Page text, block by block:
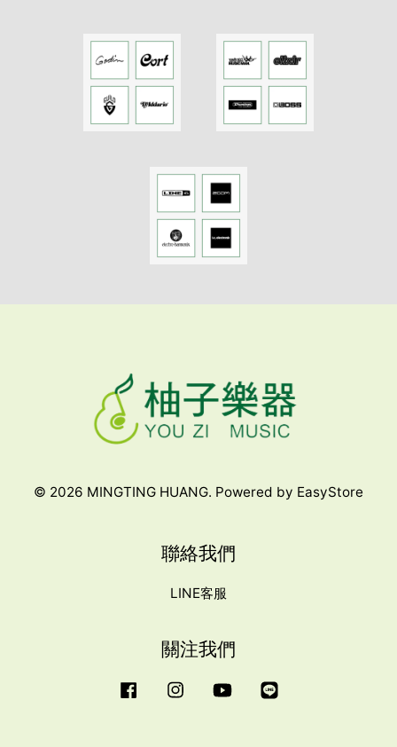
© 2026 MINGTING HUANG. Powered by EasyStore
聯絡我們
LINE客服
關注我們
FacebookInstagramYouTube